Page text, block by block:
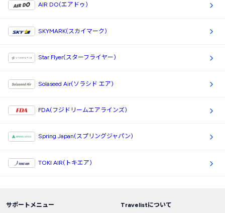
AIR DO(エアドゥ)
SKYMARK(スカイマーク)
Star Flyer(スターフライヤー)
Solaseed Air(ソラシド エア)
FDA(フジドリームエアラインズ)
Spring Japan(スプリングジャパン)
TOKI AIR(トキエア)
サポートメニュー Travelistについて